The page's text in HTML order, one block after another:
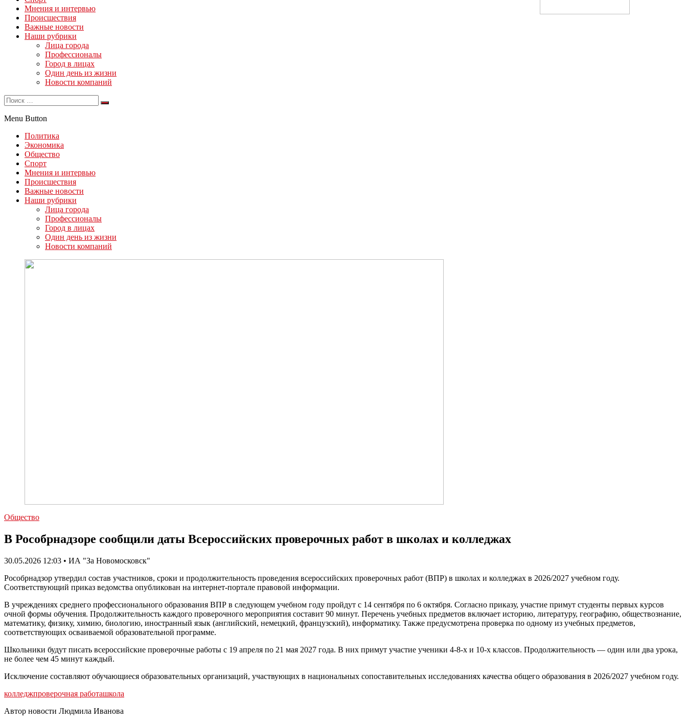
Мнения и интервью
Происшествия
Важные новости
Наши рубрики
Лица города
Профессионалы
Город в лицах
Один день из жизни
Новости компаний
Menu Button
Политика
Экономика
Общество
Спорт
Мнения и интервью
Происшествия
Важные новости
Наши рубрики
Лица города
Профессионалы
Город в лицах
Один день из жизни
Новости компаний
Общество
В Рособрнадзоре сообщили даты Всероссийских проверочных работ в школах и колледжах
30.05.2026 12:03 • ИА "За Новомосковск"
Рособрнадзор утвердил состав участников, сроки и продолжительность проведения всероссийских проверочных работ (ВПР) в школах и колледжах в 2026/2027 учебном году.
Соответствующий приказ ведомства опубликован на интернет-портале правовой информации.
В учреждениях среднего профессионального образования ВПР в следующем учебном году пройдут с 14 сентября по 6 октября. Согласно приказу, участие примут студенты первых курсов
очной формы обучения. Продолжительность каждого проверочного мероприятия составит 90 минут. Перечень учебных предметов включает историю, литературу, географию, обществознание,
математику, физику, химию, биологию, иностранный язык (английский, немецкий, французский), информатику. Также предусмотрена проверка по одному из учебных предметов,
соответствующих осваиваемой образовательной программе.
Школьники будут писать всероссийские проверочные работы с 19 апреля по 21 мая 2027 года. В них примут участие ученики 4-8-х и 10-х классов. Продолжительность — один или два урока,
не более чем 45 минут каждый.
Исключение составляют обучающиеся образовательных организаций, участвующих в национальных сопоставительных исследованиях качества общего образования в 2026/2027 учебном году.
колледжпроверочная работашкола
Автор новости Людмила Иванова